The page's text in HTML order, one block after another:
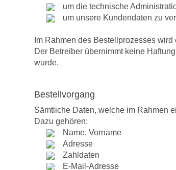
um die technische
um unsere Kundendaten zu
Im Rahmen des Bestellprozesses
Der Betreiber übernimmt keine
wurde.
Bestellvorgang
Sämtliche Daten, welche im Rahmen
Dazu gehören:
Name, Vorname
Adresse
Zahldaten
E-Mail-Adresse